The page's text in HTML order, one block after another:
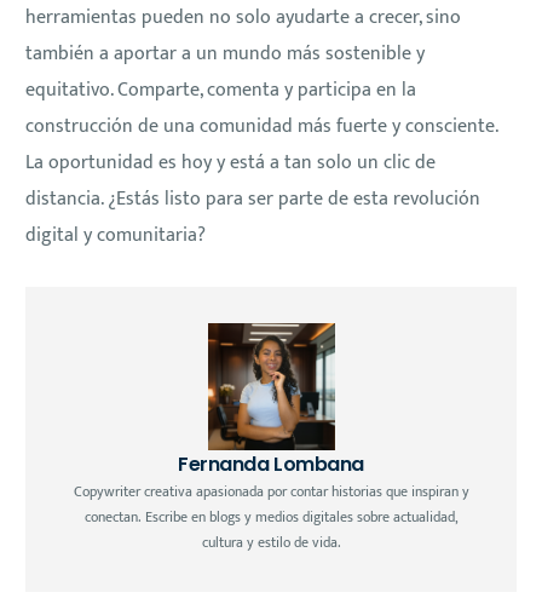
herramientas pueden no solo ayudarte a crecer, sino
también a aportar a un mundo más sostenible y
equitativo. Comparte, comenta y participa en la
construcción de una comunidad más fuerte y consciente.
La oportunidad es hoy y está a tan solo un clic de
distancia. ¿Estás listo para ser parte de esta revolución
digital y comunitaria?
Fernanda Lombana
Copywriter creativa apasionada por contar historias que inspiran y
conectan. Escribe en blogs y medios digitales sobre actualidad,
cultura y estilo de vida.